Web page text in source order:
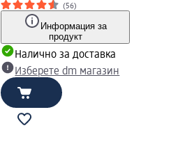
(56)
Информация за
продукт
Налично за доставка
Изберете dm магазин